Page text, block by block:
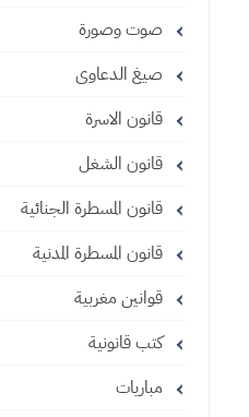
صوت وصورة
صيغ الدعاوى
قانون الاسرة
قانون الشغل
قانون المسطرة الجنائية
قانون المسطرة المدنية
قوانين مغربية
كتب قانونية
مباريات